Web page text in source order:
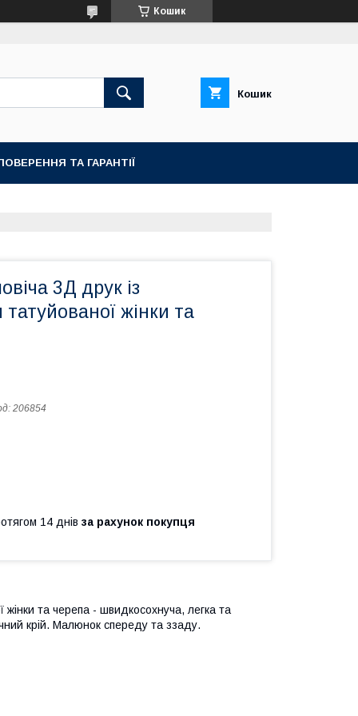
Кошик
Кошик
ТА ГАРАНТІЇ
3Д друк із
жінки та
206854
14 днів за рахунок покупця
та черепа - швидкосохнуча, легка та
крій. Малюнок спереду та ззаду.